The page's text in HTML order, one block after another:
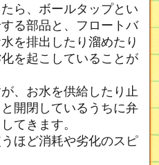
ら、ボールタップとい
る部品と、フロートバ
を排出したり溜めたり
を起こしていることが
、お水を供給したり止
開閉しているうちに弁
てきます。
ほど消耗や劣化のスピ